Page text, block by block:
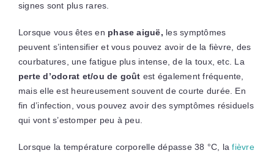
signes sont plus rares.
Lorsque vous êtes en phase aiguë, les symptômes
peuvent s’intensifier et vous pouvez avoir de la fièvre, des
courbatures, une fatigue plus intense, de la toux, etc. La
perte d’odorat et/ou de goût est également fréquente,
mais elle est heureusement souvent de courte durée. En
fin d’infection, vous pouvez avoir des symptômes résiduels
qui vont s’estomper peu à peu.
Lorsque la température corporelle dépasse 38 °C, lafièvre